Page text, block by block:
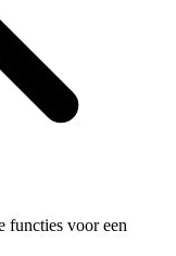
functies voor een